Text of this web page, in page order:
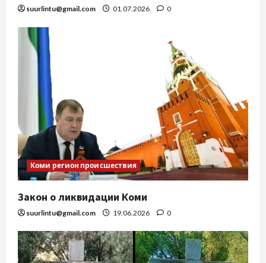
suurlintu@gmail.com 01.07.2026 0
Коми регион происшествия
Закон о ликвидации Коми
suurlintu@gmail.com 19.06.2026 0